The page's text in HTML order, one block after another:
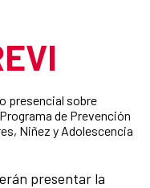
presencial sobre
de Prevención
Niñez y Adolescencia
presentar la